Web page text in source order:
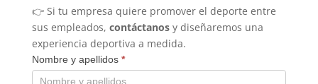
👉 Si tu empresa quiere promover el deporte entre
sus empleados, contáctanosy diseñaremos una
experiencia deportiva a medida.
Nombre y apellidos *